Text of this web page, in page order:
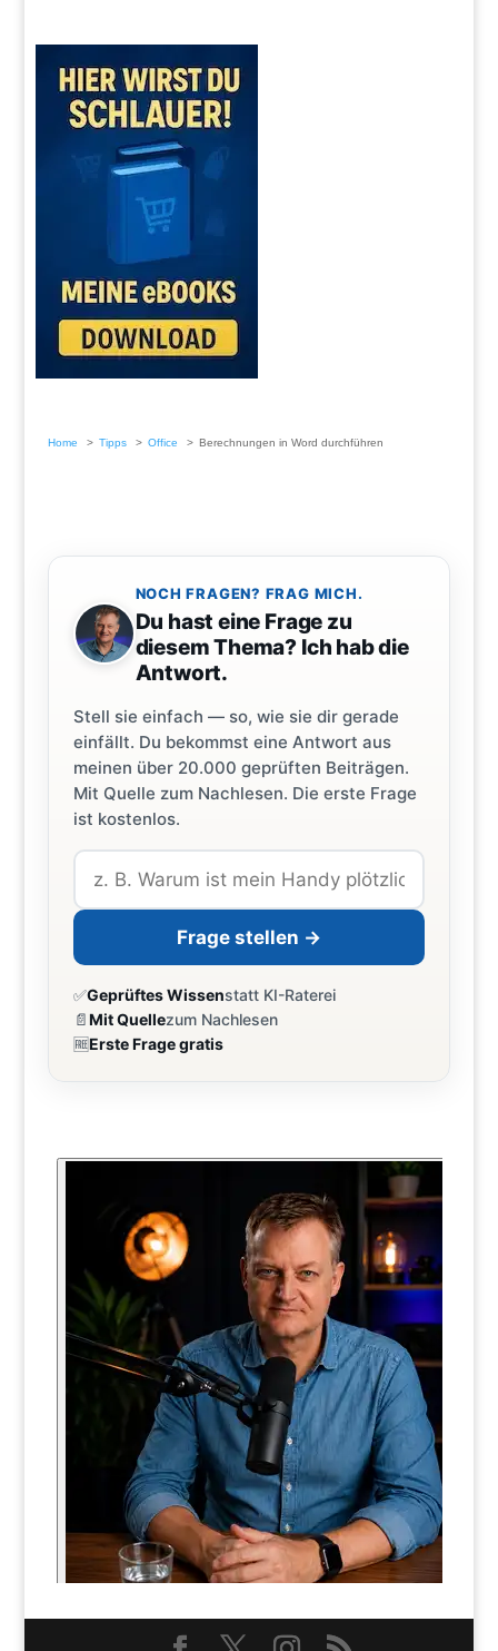
Home Tipps Office Berechnungen in Word durchführen
NOCH FRAGEN? FRAG MICH.
Du hast eine Frage zu
diesem Thema? Ich hab die
Antwort.
Stell sie einfach — so, wie sie dir gerade
einfällt. Du bekommst eine Antwort aus
meinen über 20.000 geprüften Beiträgen.
Mit Quelle zum Nachlesen. Die erste Frage
ist kostenlos.
Frage stellen →
✅Geprüftes Wissenstatt KI-Raterei
📄Mit Quellezum Nachlesen
🆓Erste Frage gratis